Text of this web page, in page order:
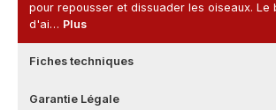
pour repousser et dissuader les oiseaux. Le
d'ai… Plus
Fiches techniques
Garantie Légale